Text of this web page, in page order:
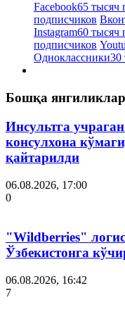
Facebook65 тысяч
подписчиков
Instagram60 тысяч
подписчиков
Одноклассники30
Бошқа янгиликлар
Инсультга
консулхона
қайтарилди
06.08.2026, 17:00
0
"Wildberries"
Ўзбекистонга
06.08.2026, 16:42
7